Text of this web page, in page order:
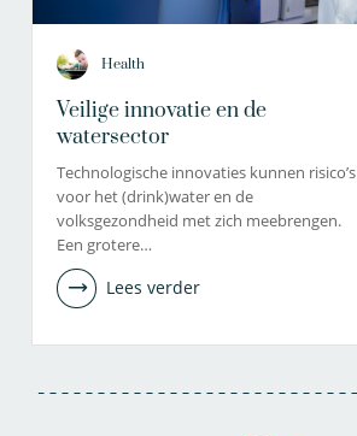
Health
Veilige innovatie en de
watersector
Technologische innovaties kunnen risico’s
voor het (drink)water en de
volksgezondheid met zich meebrengen.
Een grotere…
Lees verder